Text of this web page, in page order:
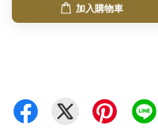
加入購物車